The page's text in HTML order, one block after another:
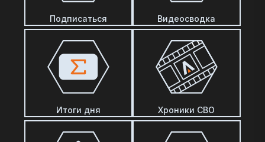
Подписаться Видеосводка
Итоги дня Хроники СВО